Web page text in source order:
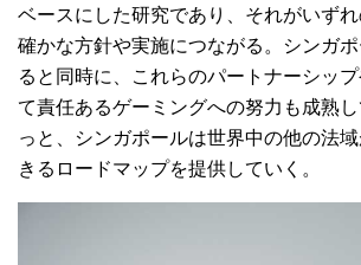
ベースにした研究であり、それがいず
確かな方針や実施につながる。シンガ
ると同時に、これらのパートナーシッ
て責任あるゲーミングへの努力も成熟
っと、シンガポールは世界中の他の法
きるロードマップを提供していく。